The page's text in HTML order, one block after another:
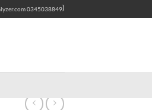
0345038849)